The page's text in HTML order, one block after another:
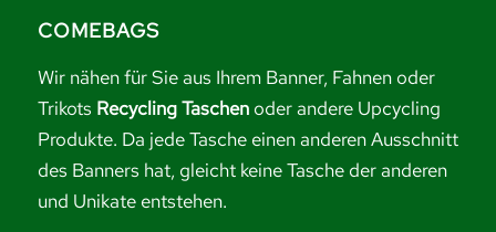
COMEBAGS
Wir nähen für Sie aus Ihrem Banner, Fahnen oder
Trikots Recycling Taschenoder andere Upcycling
Produkte. Da jede Tasche einen anderen Ausschnitt
des Banners hat, gleicht keine Tasche der anderen
und Unikate entstehen.